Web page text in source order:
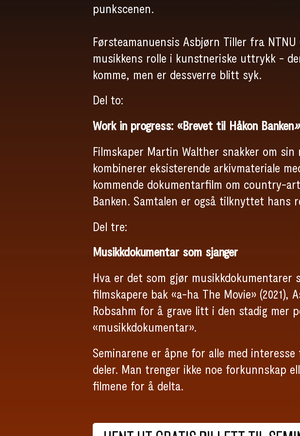
punkscenen.
Førsteamanuensis Asbjørn Tiller fra
musikkens rolle i kunstneriske uttrykk -
komme, men er dessverre blitt syk.
Del to:
Work in progress: «Brevet til Håkon Banken»
Filmskaper Martin Walther snakker om sin
kombinerer eksisterende arkivmateriale
kommende dokumentarfilm om country-
Banken. Samtalen er også tilknyttet hans
Del tre:
Musikkdokumentar som sjanger
Hva er det som gjør musikkdokumentarer
filmskapere bak «a-ha The Movie» (2021),
Robsahm for å grave litt i den stadig mer
«musikkdokumentar».
Seminarene er åpne for alle med
deler. Man trenger ikke noe forkunnskap
filmene for å delta.